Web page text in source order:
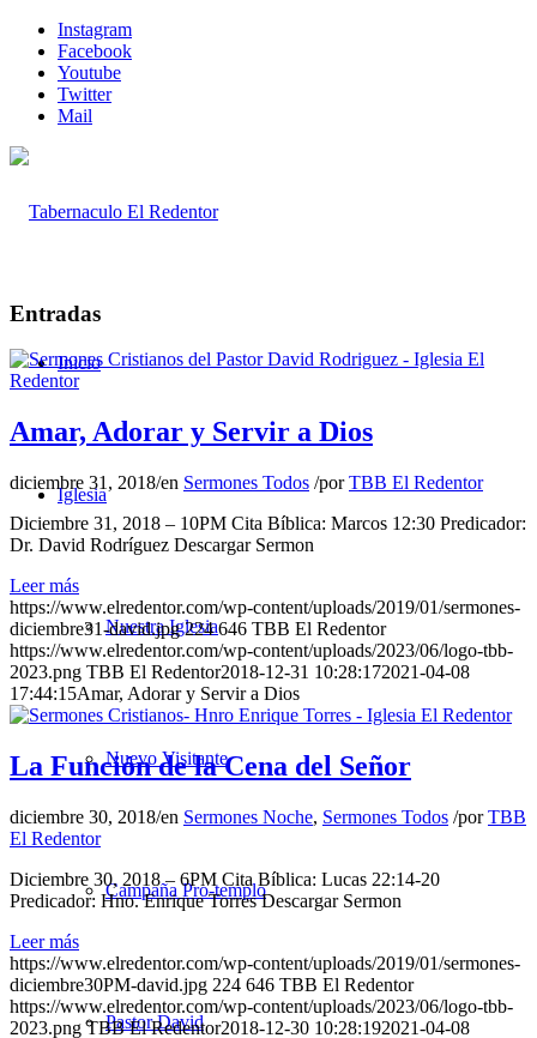
Instagram
Facebook
Youtube
Twitter
Mail
Inicio
Iglesia
Nuestra Iglesia
Nuevo Visitante
Campaña Pro-templo
Pastor David
Entradas
Amar, Adorar y Servir a Dios
diciembre 31, 2018/en Sermones Todos /porTBB El Redentor
Diciembre 31, 2018 – 10PM Cita Bíblica: Marcos 12:30 Predicador:
Dr. David Rodríguez Descargar Sermon
Leer más
https://www.elredentor.com/wp-content/uploads/2019/01/sermones-
diciembre31-david.jpg 224 646 TBB El Redentor
https://www.elredentor.com/wp-content/uploads/2023/06/logo-tbb-
2023.png TBB El Redentor2018-12-31 10:28:172021-04-08
17:44:15Amar, Adorar y Servir a Dios
La Función de la Cena del Señor
diciembre 30, 2018/en Sermones Noche, Sermones Todos /porTBB
El Redentor
Diciembre 30, 2018 – 6PM Cita Bíblica: Lucas 22:14-20
Predicador: Hno. Enrique Torres Descargar Sermon
Leer más
https://www.elredentor.com/wp-content/uploads/2019/01/sermones-
diciembre30PM-david.jpg 224 646 TBB El Redentor
https://www.elredentor.com/wp-content/uploads/2023/06/logo-tbb-
2023.png TBB El Redentor2018-12-30 10:28:192021-04-08